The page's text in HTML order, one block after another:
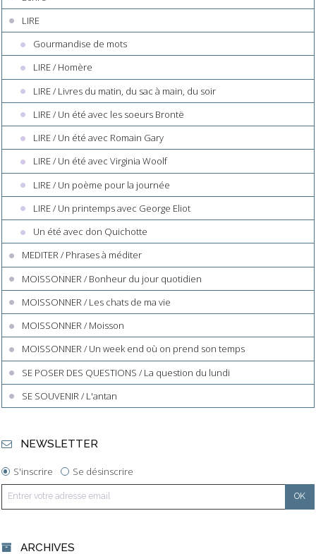
LIRE
Gourmandise de mots
LIRE / Homère
LIRE / Livres du matin, du sac à main, du soir
LIRE / Un été avec les soeurs Brontë
LIRE / Un été avec Romain Gary
LIRE / Un été avec Virginia Woolf
LIRE / Un poème pour la journée
LIRE / Un printemps avec George Eliot
Un été avec don Quichotte
MEDITER / Phrases à méditer
MOISSONNER / Bonheur du jour quotidien
MOISSONNER / Les chats de ma vie
MOISSONNER / Moisson
MOISSONNER / Un week end où on prend son temps
SE POSER DES QUESTIONS / La question du lundi
SE SOUVENIR / L'antan
NEWSLETTER
S'inscrire Se désinscrire
ARCHIVES